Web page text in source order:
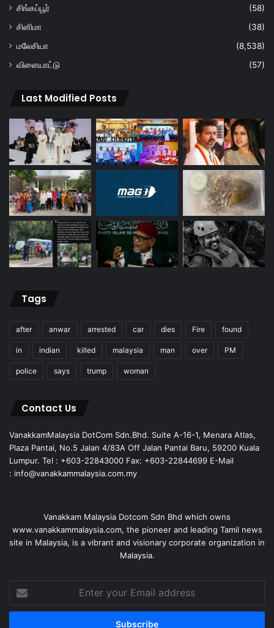
சிங்கப்பூர்
(58)
சினிமா
(38)
மலேசியா
(8,538)
விளையாட்டு
(57)
Last Modified Posts
Tags
after anwar arrested car dies Fire found
in indian killed malaysia man over PM
police says trump woman
Contact Us
VanakkamMalaysia DotCom Sdn.Bhd. Suite A-16-1, Menara Atlas,
Plaza Pantai, No.5 Jalan 4/83A Off Jalan Pantai Baru, 59200 Kuala
Lumpur. Tel : +603-22843000 Fax: +603-22844699 E-Mail
: info@vanakkammalaysia.com.my
Vanakkam Malaysia Dotcom Sdn Bhd which owns
www.vanakkammalaysia.com, the pioneer and leading Tamil news
site in Malaysia, is a vibrant and visionary corporate organization in
Malaysia.
your
Email